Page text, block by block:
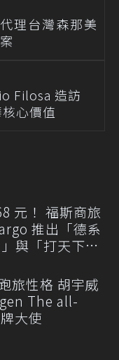
理台灣森那美
Filosa 造訪
心價值
元！ 福斯商旅
推出「德系
與「打天下」
旅性格 胡宇威
The all-
大使